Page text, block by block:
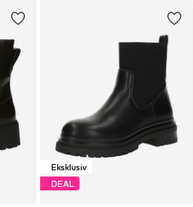
Eksklusiv
DEAL